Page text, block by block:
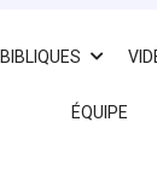
ÉQUIPE